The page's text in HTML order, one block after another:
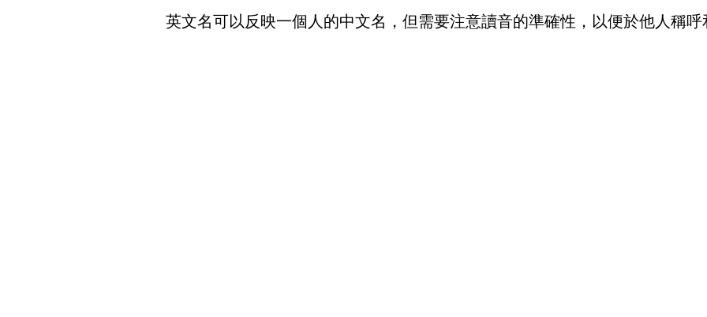
英文名可以反映一個人的中文名，但需要注意讀音的準確性，以便於他人稱呼